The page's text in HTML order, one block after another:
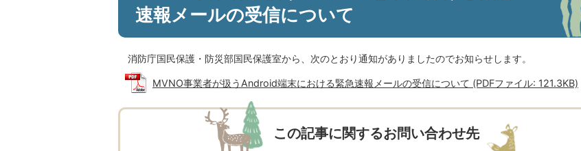
速報メールの受信について
消防庁国民保護・防災部国民保護室から、次のとおり通知がありましたのでお知らせします。
MVNO事業者が扱うAndroid端末における緊急速報メールの受信について (PDFファイル: 121.3KB)
この記事に関するお問い合わせ先